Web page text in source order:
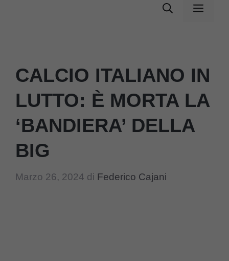
Menu
CALCIO ITALIANO IN
LUTTO: È MORTA LA
‘BANDIERA’ DELLA
BIG
Marzo 26, 2024 di Federico Cajani